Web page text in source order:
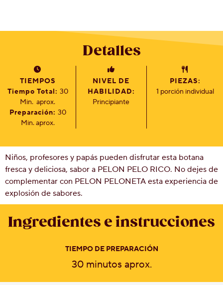
Hershey
Preguntas
más
frecuentes
Proyecto
Cacao
Hershey
Detalles
TIEMPOS
Tiempo Total: 30
Min. aprox.
Preparación: 30
Min. aprox.
NIVEL DE
HABILIDAD:
Principiante
PIEZAS:
1 porción individual
Niños, profesores y papás pueden disfrutar esta botana
fresca y deliciosa, sabor a PELON PELO RICO. No dejes de
complementar con PELON PELONETA esta experiencia de
explosión de sabores.
Ingredientes e instrucciones
TIEMPO DE PREPARACIÓN
30 minutos aprox.